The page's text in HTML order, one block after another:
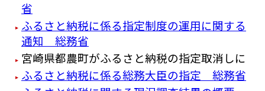
省
ふるさと納税に係る指定制度の運用に関する
通知 総務省
宮崎県都農町がふるさと納税の指定取消しに
ふるさと納税に係る総務大臣の指定 総務省